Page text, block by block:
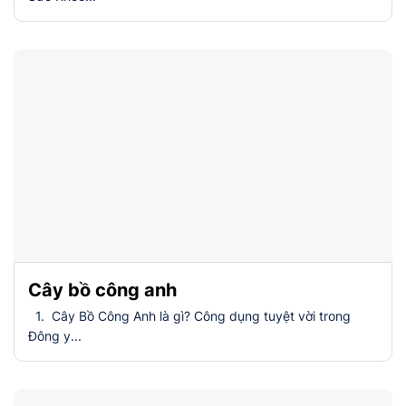
Cây bồ công anh
1. Cây Bồ Công Anh là gì? Công dụng tuyệt vời trong
Đông y...